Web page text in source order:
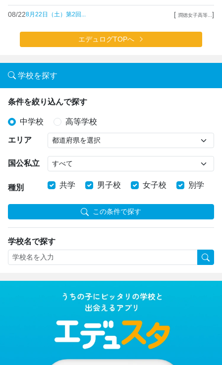
08/228月22日（土）第2回... [ 潤徳女子高等... ]
エデュログTOPへ
学校を探す
条件を絞り込んで探す
中学校 高等学校
エリア
国公私立
種別 共学 男子校 女子校 別学
この条件で探す
学校名で探す